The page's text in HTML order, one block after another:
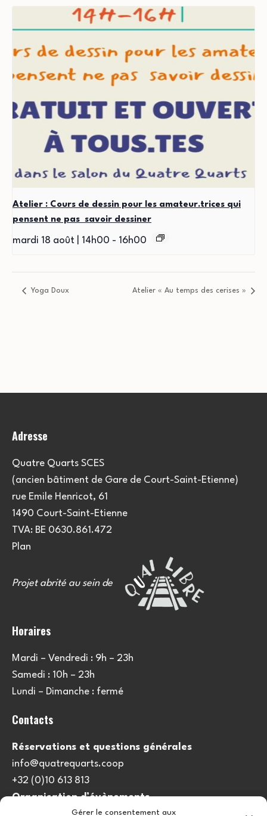
Gérer le consentement aux
Atelier : Cours de dessin pour les amateur.trices qui
pensent ne pas savoir dessiner
mardi 18 août | 14h00 - 16h00
Yoga Doux Atelier « Au temps des cerises »
Adresse
Quatre Quarts SCES
(ancien bâtiment de Gare de Court-Saint-Etienne)
rue Emile Henricot, 61
1490 Court-Saint-Etienne
TVA: BE 0630.861.472
Plan
Projet abrité au sein de
Horaires
Mardi – Vendredi : 9h – 23h
Samedi : 10h – 23h
Lundi – Dimanche : fermé
Contacts
Réservations et questions générales
info@quatrequarts.coop
+32 (0)10 613 813
Organisation d’évènements